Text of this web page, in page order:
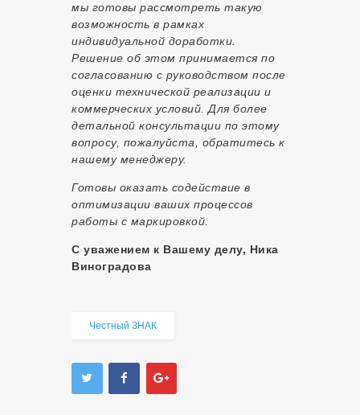
мы готовы рассмотреть такую
возможность в рамках
индивидуальной доработки.
Решение об этом принимается по
согласованию с руководством после
оценки технической реализации и
коммерческих условий. Для более
детальной консультации по этому
вопросу, пожалуйста, обратитесь к
нашему менеджеру.
Готовы оказать содействие в
оптимизации ваших процессов
работы с маркировкой.
С уважением к Вашему делу, Ника
Виноградова
Честный ЗНАК